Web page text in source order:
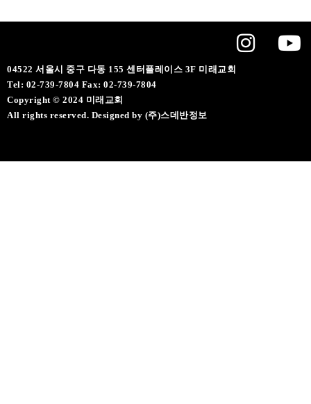
04522 서울시 중구 다동 155 센터플레이스 3F 미래교회
Tel: 02-739-7804 Fax: 02-739-7804
Copyright © 2024 미래교회
All rights reserved. Designed by (주)스데반정보